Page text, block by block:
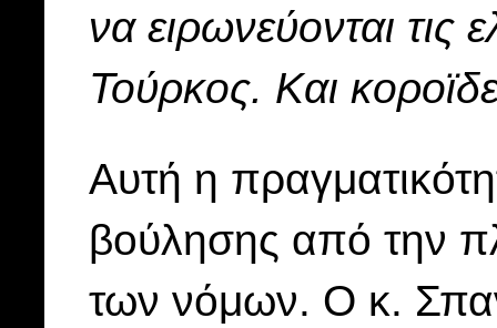
να ειρωνεύονται τις
Τούρκος. Και
Αυτή η
βούλησης από την
των νόμων. Ο κ.